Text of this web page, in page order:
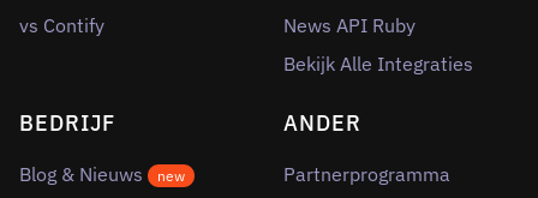
vs Contify
News API Ruby
Bekijk Alle Integraties
BEDRIJF
Blog & Nieuws new
ANDER
Partnerprogramma